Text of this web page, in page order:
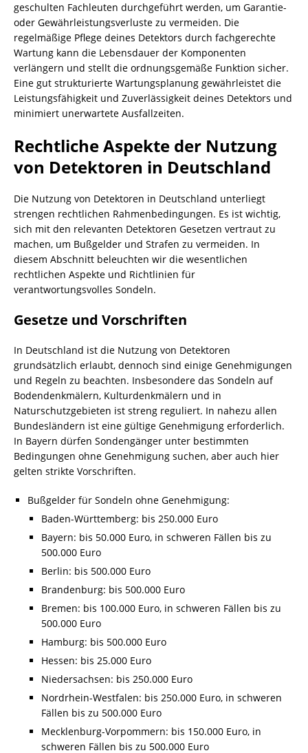
geschulten Fachleuten durchgeführt werden, um Garantie-
oder Gewährleistungsverluste zu vermeiden. Die
regelmäßige Pflege deines Detektors durch fachgerechte
Wartung kann die Lebensdauer der Komponenten
verlängern und stellt die ordnungsgemäße Funktion sicher.
Eine gut strukturierte Wartungsplanung gewährleistet die
Leistungsfähigkeit und Zuverlässigkeit deines Detektors und
minimiert unerwartete Ausfallzeiten.
Rechtliche Aspekte der Nutzung
von Detektoren in Deutschland
Die Nutzung von Detektoren in Deutschland unterliegt
strengen rechtlichen Rahmenbedingungen. Es ist wichtig,
sich mit den relevanten Detektoren Gesetzen vertraut zu
machen, um Bußgelder und Strafen zu vermeiden. In
diesem Abschnitt beleuchten wir die wesentlichen
rechtlichen Aspekte und Richtlinien für
verantwortungsvolles Sondeln.
Gesetze und Vorschriften
In Deutschland ist die Nutzung von Detektoren
grundsätzlich erlaubt, dennoch sind einige Genehmigungen
und Regeln zu beachten. Insbesondere das Sondeln auf
Bodendenkmälern, Kulturdenkmälern und in
Naturschutzgebieten ist streng reguliert. In nahezu allen
Bundesländern ist eine gültige Genehmigung erforderlich.
In Bayern dürfen Sondengänger unter bestimmten
Bedingungen ohne Genehmigung suchen, aber auch hier
gelten strikte Vorschriften.
Bußgelder für Sondeln ohne Genehmigung:
Baden-Württemberg: bis 250.000 Euro
Bayern: bis 50.000 Euro, in schweren Fällen bis zu
500.000 Euro
Berlin: bis 500.000 Euro
Brandenburg: bis 500.000 Euro
Bremen: bis 100.000 Euro, in schweren Fällen bis zu
500.000 Euro
Hamburg: bis 500.000 Euro
Hessen: bis 25.000 Euro
Niedersachsen: bis 250.000 Euro
Nordrhein-Westfalen: bis 250.000 Euro, in schweren
Fällen bis zu 500.000 Euro
Mecklenburg-Vorpommern: bis 150.000 Euro, in
schweren Fällen bis zu 500.000 Euro